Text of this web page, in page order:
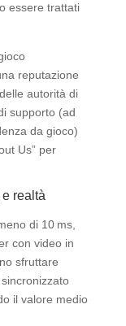
essere trattati
reputazione
autorità di
supporto (ad
da gioco)
Us” per
realtà
di 10 ms,
con video in
sfruttare
il valore medio